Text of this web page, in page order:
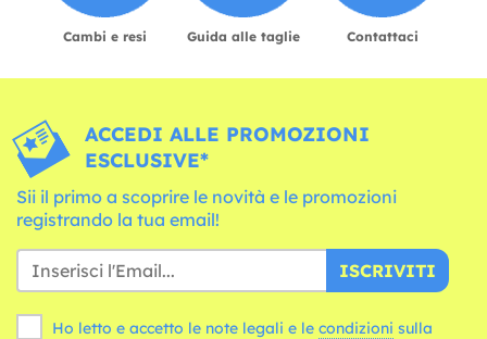
Cambi e resi Guida alle taglie Contattaci
ACCEDI ALLE PROMOZIONI
ESCLUSIVE*
Sii il primo a scoprire le novità e le promozioni
registrando la tua email!
ISCRIVITI
Ho letto e accetto le note legali e le condizioni